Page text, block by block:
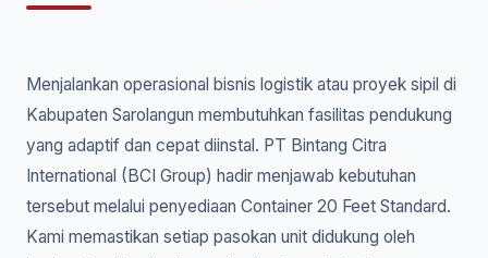
Menjalankan operasional bisnis logistik atau proyek sipil di
Kabupaten Sarolangun membutuhkan fasilitas pendukung
yang adaptif dan cepat diinstal. PT Bintang Citra
International (BCI Group) hadir menjawab kebutuhan
tersebut melalui penyediaan Container 20 Feet Standard.
Kami memastikan setiap pasokan unit didukung oleh